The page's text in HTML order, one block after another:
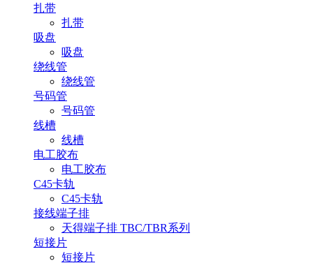
扎带
扎带
吸盘
吸盘
绕线管
绕线管
号码管
号码管
线槽
线槽
电工胶布
电工胶布
C45卡轨
C45卡轨
接线端子排
天得端子排 TBC/TBR系列
短接片
短接片